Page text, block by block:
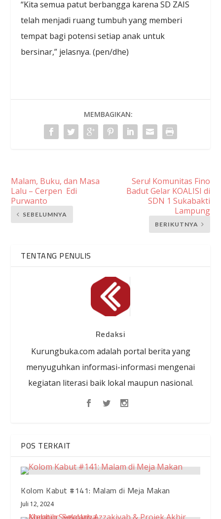
“Kita semua patut berbangga karena SD ZAIS
telah menjadi ruang tumbuh yang memberi
tempat bagi potensi setiap anak untuk
bersinar,” jelasnya. (pen/dhe)
MEMBAGIKAN:
Malam, Buku, dan Masa
Lalu – Cerpen Edi
Purwanto
SEBELUMNYA
Seru! Komunitas Fino
Badut Gelar KOALISI di
SDN 1 Sukabakti
Lampung
BERIKUTNYA
TENTANG PENULIS
Redaksi
Kurungbuka.com adalah portal berita yang
menyuguhkan informasi-informasi mengenai
kegiatan literasi baik lokal maupun nasional.
POS TERKAIT
Kolom Kabut #141: Malam di Meja Makan
Juli 12, 2024